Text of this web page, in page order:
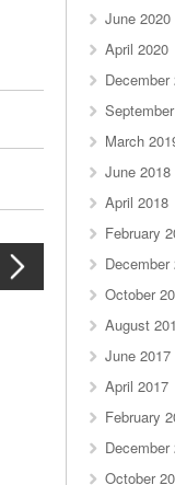
June 2020
April 2020
December
March
June 2018
April 2018
February
December
October
August
June 2017
April 2017
February
December
October